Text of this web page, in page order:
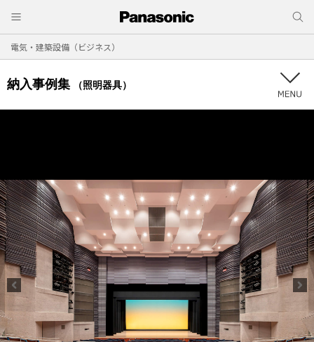
電気・建築設備（ビジネス）
納入事例集 （照明器具）